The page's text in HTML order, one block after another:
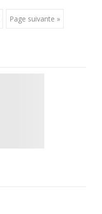
Page suivante »